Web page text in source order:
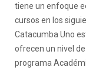
tiene un enfoque
cursos en los
Catacumba Uno
ofrecen un nivel
programa